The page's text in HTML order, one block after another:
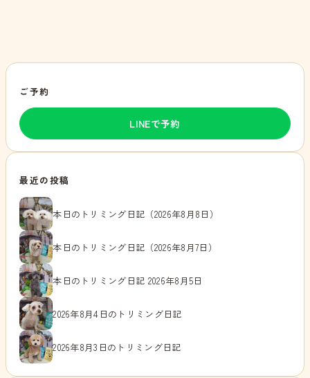
ご予約
LINEで予約
最近の投稿
本日のトリミング日記（2026年8月8日）
本日のトリミング日記（2026年8月7日）
本日のトリミング日記 2026年8月5日
2026年8月4日のトリミング日記
2026年8月3日のトリミング日記